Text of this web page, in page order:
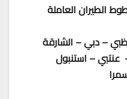
الطيران العاملة
– دبي – الشارقة
– استنبول